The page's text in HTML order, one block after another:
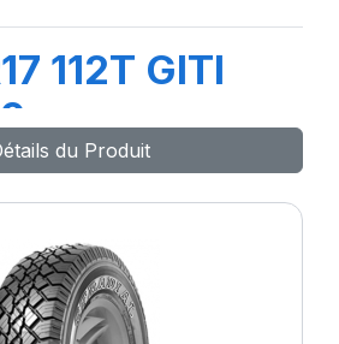
112T GITI
du Produit